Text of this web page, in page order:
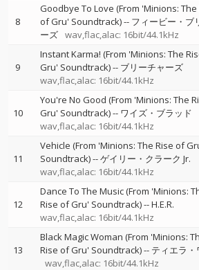
8
Goodbye To Love (From 'Minions: The
of Gru' Soundtrack)-- フィービー・ブ
ーズ wav,flac,alac: 16bit/44.1kHz
9
Instant Karma! (From 'Minions: The
Gru' Soundtrack)-- ブリーチャーズ
wav,flac,alac: 16bit/44.1kHz
10
You're No Good (From 'Minions: The
Gru' Soundtrack)-- ワイズ・ブラッド
wav,flac,alac: 16bit/44.1kHz
11
Vehicle (From 'Minions: The Rise of
Soundtrack)--ゲイリー・クラーク Jr.
wav,flac,alac: 16bit/44.1kHz
12
Dance To The Music (From 'Minions:
Rise of Gru' Soundtrack)--H.E.R.
wav,flac,alac: 16bit/44.1kHz
13
Black Magic Woman (From 'Minions:
Rise of Gru' Soundtrack)-- ティエラ・
wav,flac,alac: 16bit/44.1kHz